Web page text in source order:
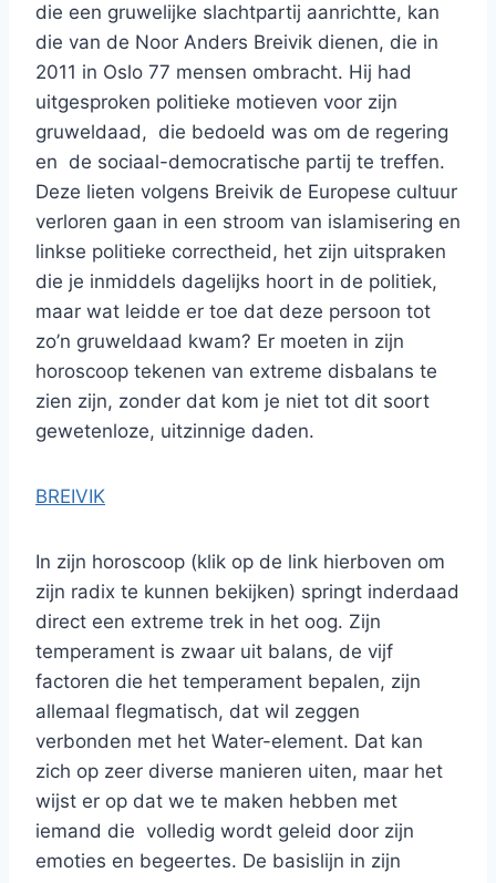
die een gruwelijke slachtpartij aanrichtte, kan
die van de Noor Anders Breivik dienen, die in
2011 in Oslo 77 mensen ombracht. Hij had
uitgesproken politieke motieven voor zijn
gruweldaad, die bedoeld was om de regering
en de sociaal-democratische partij te treffen.
Deze lieten volgens Breivik de Europese cultuur
verloren gaan in een stroom van islamisering en
linkse politieke correctheid, het zijn uitspraken
die je inmiddels dagelijks hoort in de politiek,
maar wat leidde er toe dat deze persoon tot
zo’n gruweldaad kwam? Er moeten in zijn
horoscoop tekenen van extreme disbalans te
zien zijn, zonder dat kom je niet tot dit soort
gewetenloze, uitzinnige daden.
BREIVIK
In zijn horoscoop (klik op de link hierboven om
zijn radix te kunnen bekijken) springt inderdaad
direct een extreme trek in het oog. Zijn
temperament is zwaar uit balans, de vijf
factoren die het temperament bepalen, zijn
allemaal flegmatisch, dat wil zeggen
verbonden met het Water-element. Dat kan
zich op zeer diverse manieren uiten, maar het
wijst er op dat we te maken hebben met
iemand die volledig wordt geleid door zijn
emoties en begeertes. De basislijn in zijn